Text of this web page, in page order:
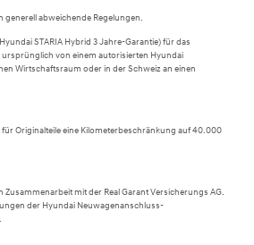
generell abweichende Regelungen.
STARIA Hybrid 3 Jahre-Garantie) für das
ursprünglich von einem autorisierten Hyundai
Wirtschaftsraum oder in der Schweiz an einen
für Originalteile eine Kilometerbeschränkung auf 40.000
mit der Real Garant Versicherungs AG.
der Hyundai Neuwagenanschluss-